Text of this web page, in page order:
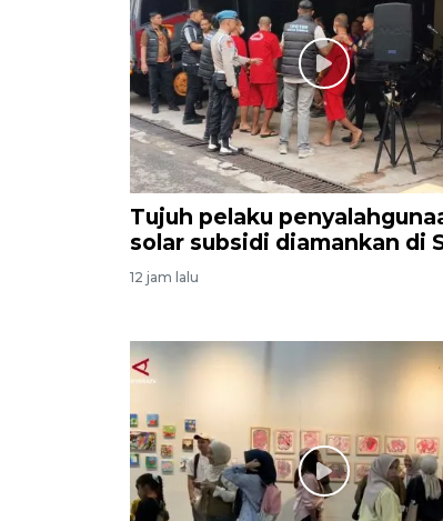
Tujuh pelaku
solar subsidi diamankan di
12 jam lalu